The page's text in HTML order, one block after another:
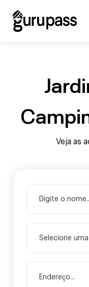
Veja as